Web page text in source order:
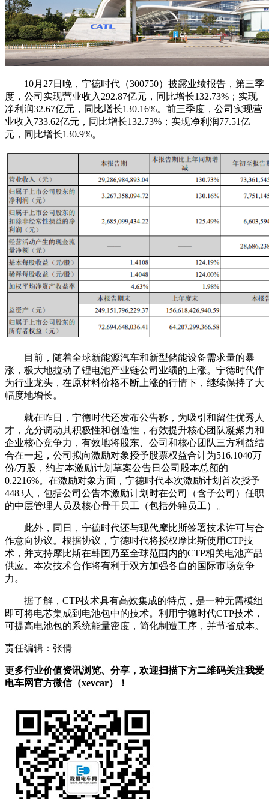
10月27日晚，宁德时代（300750）披露业绩报告，第三季
度，公司实现营业收入292.87亿元，同比增长132.73%；实现
净利润32.67亿元，同比增长130.16%。前三季度，公司实现营
业收入733.62亿元，同比增长132.73%；实现净利润77.51亿
元，同比增长130.9%。
目前，随着全球新能源汽车和新型储能设备需求量的暴
涨，极大地拉动了锂电池产业链公司业绩的上涨。宁德时代作
为行业龙头，在原材料价格不断上涨的行情下，继续保持了大
幅度地增长。
就在昨日，宁德时代还发布公告称，为吸引和留住优秀人
才，充分调动其积极性和创造性，有效提升核心团队凝聚力和
企业核心竞争力，有效地将股东、公司和核心团队三方利益结
合在一起，公司拟向激励对象授予股票权益合计为516.1040万
份/万股，约占本激励计划草案公告日公司股本总额的
0.2216%。在激励对象方面，宁德时代本次激励计划首次授予
4483人，包括公司公告本激励计划时在公司（含子公司）任职
的中层管理人员及核心骨干员工（包括外籍员工）。
此外，同日，宁德时代还与现代摩比斯签署技术许可与合
作意向协议。根据协议，宁德时代将授权摩比斯使用CTP技
术，并支持摩比斯在韩国乃至全球范围内的CTP相关电池产品
供应。本次技术合作将有利于双方加强各自的国际市场竞争
力。
据了解，CTP技术具有高效集成的特点，是一种无需模组
即可将电芯集成到电池包中的技术。利用宁德时代CTP技术，
可提高电池包的系统能量密度，简化制造工序，并节省成本。
责任编辑：张倩
更多行业价值资讯浏览、分享，欢迎扫描下方二维码关注我爱
电车网官方微信（xevcar）！